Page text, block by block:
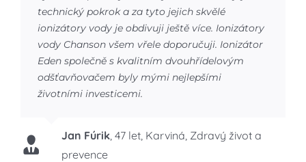
technický pokrok a za tyto jejich skvělé
ionizátory vody je obdivuji ještě více. Ionizátory
vody Chanson všem vřele doporučuji. Ionizátor
Eden společně s kvalitním dvouhřídelovým
odšťavňovačem byly mými nejlepšími
životními investicemi.
Jan Fúrik, 47 let, Karviná, Zdravý život a
prevence